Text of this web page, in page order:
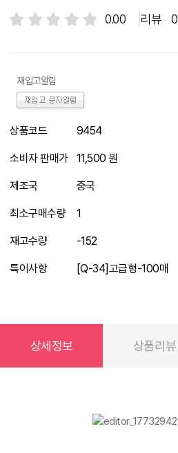
0.00 리뷰 0
재입고알림
상품코드 9454
소비자 판매가 11,500 원
제조국 중국
최소구매수량 1
재고수량 -152
특이사항 [Q-34]고급형-100매
상세정보 상품리뷰